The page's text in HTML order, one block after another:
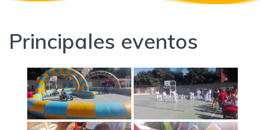
Principales eventos